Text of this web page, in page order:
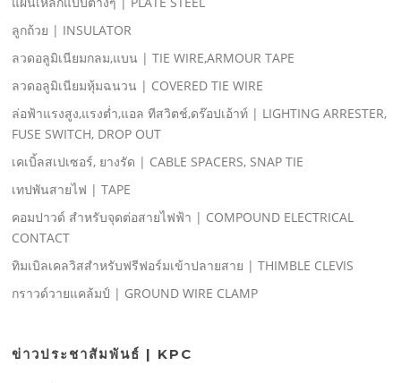
ลูกถ้วย | INSULATOR
ลวดอลูมิเนียมกลม,แบน | TIE WIRE,ARMOUR TAPE
ลวดอลูมิเนียมหุ้มฉนวน | COVERED TIE WIRE
ล่อฟ้าแรงสูง,แรงตํ่า,แอล ทีสวิตช์,ดร๊อปเอ้าท์ | LIGHTING ARRESTER,
FUSE SWITCH, DROP OUT
เคเบิ้ลสเปเซอร์, ยางรัด | CABLE SPACERS, SNAP TIE
เทปพันสายไฟ | TAPE
คอมปาวด์ สําหรับจุดต่อสายไฟฟ้า | COMPOUND ELECTRICAL
CONTACT
ทิมเบิลเคลวิสสําหรับฟรีฟอร์มเข้าปลายสาย | THIMBLE CLEVIS
กราวด์วายแคล้มป์ | GROUND WIRE CLAMP
ข่าวประชาสัมพันธ์ | KPC